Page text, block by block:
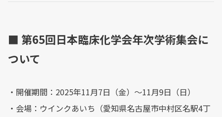
■ 第65回日本臨床化学会年次学術集会に
ついて
・開催期間：2025年11月7日（金）～11月9日（日）
・会場：ウインクあいち（愛知県名古屋市中村区名駅4丁